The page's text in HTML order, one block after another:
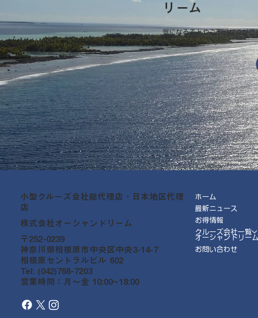
リーム
気になることやご不明な点が
小型クルーズ会社総代理店・日本地区代理
店
株式会社オーシャンドリーム
〒252-0239
神奈川県相模原市中央区中央3-14-7
相模原セントラルビル 602
Tel: (042)768-7203
営業時間：月～金 10:00~18:00
ホーム
最新ニュース
お得情報
クルーズ会社一覧
オーシャンドリー
お問い合わせ